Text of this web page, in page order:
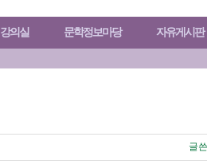
강의실 문학정보마당 자유게시판
글